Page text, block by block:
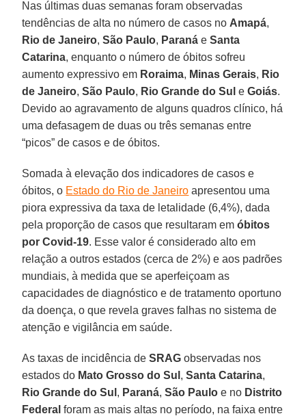
Nas últimas duas semanas foram observadas
tendências de alta no número de casos no Amapá,
Rio de Janeiro,São Paulo, Paraná eSanta
Catarina, enquanto o número de óbitos sofreu
aumento expressivo em Roraima, Minas Gerais, Rio
de Janeiro,São Paulo, Rio Grande do Sul eGoiás.
Devido ao agravamento de alguns quadros clínico, há
uma defasagem de duas ou três semanas entre
“picos” de casos e de óbitos.
Somada à elevação dos indicadores de casos e
óbitos, o Estado do Rio de Janeiro apresentou uma
piora expressiva da taxa de letalidade (6,4%), dada
pela proporção de casos que resultaram em óbitos
por Covid-19. Esse valor é considerado alto em
relação a outros estados (cerca de 2%) e aos padrões
mundiais, à medida que se aperfeiçoam as
capacidades de diagnóstico e de tratamento oportuno
da doença, o que revela graves falhas no sistema de
atenção e vigilância em saúde.
As taxas de incidência deSRAG observadas nos
estados do Mato Grosso do Sul ,Santa Catarina,
Rio Grande do Sul , Paraná,São Paulo e no Distrito
Federal foram as mais altas no período, na faixa entre